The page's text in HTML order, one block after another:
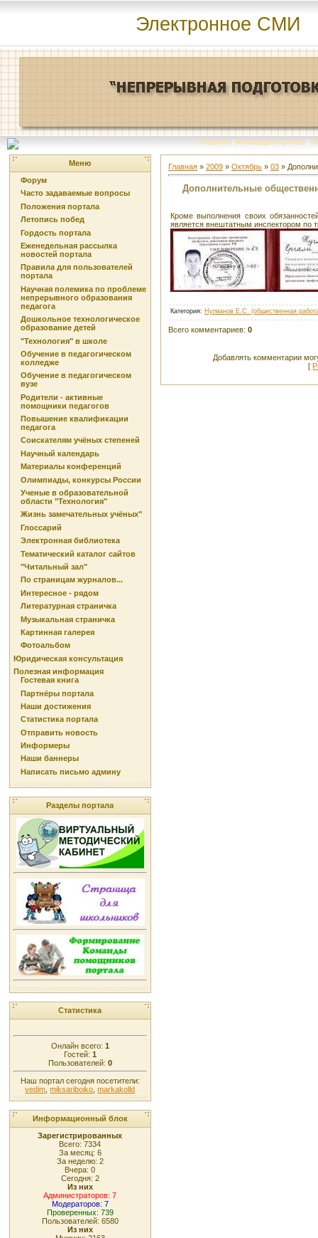
Электронное СМИ
Главная | Команда портала | О
Меню
Форум
Часто задаваемые вопросы
Положения портала
Летопись побед
Гордость портала
Еженедельная рассылка
новостей портала
Правила для пользователей
портала
Научная полемика по проблеме
непрерывного образования
педагога
Дошкольное технологическое
образование детей
"Технология" в школе
Обучение в педагогическом
колледже
Обучение в педагогическом
вузе
Родители - активные
помощники педагогов
Повышение квалификации
педагога
Соискателям учёных степеней
Научный календарь
Материалы конференций
Олимпиады, конкурсы России
Ученые в образовательной
области "Технология"
Жизнь замечательных учёных"
Глоссарий
Электронная библиотека
Тематический каталог сайтов
"Читальный зал"
По страницам журналов...
Интересное - рядом
Литературная страничка
Музыкальная страничка
Картинная галерея
Фотоальбом
Юридическая консультация
Полезная информация
Гостевая книга
Партнёры портала
Наши достижения
Статистика портала
Отправить новость
Информеры
Наши баннеры
Написать письмо админу
Разделы портала
Статистика
Онлайн всего: 1
Гостей: 1
Пользователей: 0
Наш портал сегодня посетители:
vedim ,miksariboiko ,markakolld
Информационный блок
Зарегистрированных
Всего: 7334
За месяц: 6
За неделю: 2
Вчера: 0
Сегодня: 2
Из них
Администраторов: 7
Модераторов: 7
Проверенных: 739
Пользователей: 6580
Из них
Главная » 2009 » Октябрь » 03 »
Дополнительные
Кроме выполнения своих
является внештатным инспектором по
Категория: Нугманов Е.С. (общественная
Всего комментариев: 0
Добавлять комментарии
[